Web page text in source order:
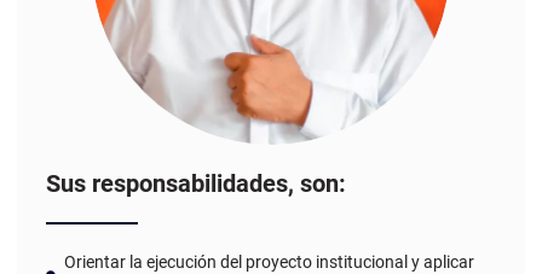
Sus responsabilidades, son:
Orientar la ejecución del proyecto institucional y aplicar